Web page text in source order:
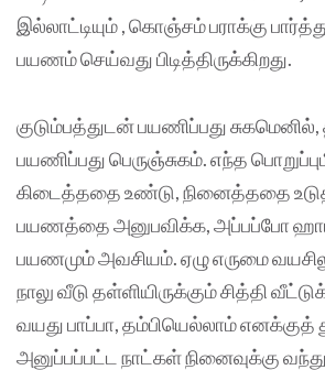
இல்லாட்டியும் , கொஞ்சம் பராக்கு
பயணம் செய்வது பிடித்திருக்கிறது.
குடும்பத்துடன் பயணிப்பது
பயணிப்பது பெருஞ்சுகம். எந்த
கிடைத்ததை உண்டு, நினைத்ததை
பயணத்தை அனுபவிக்க, அப்பப்போ
பயணமும் அவசியம். ஏழு எருமை
நாலு வீடு தள்ளியிருக்கும் சித்தி
வயது பாப்பா, தம்பியெல்லாம்
அனுப்பப்பட்ட நாட்கள் நினைவுக்கு வந்து